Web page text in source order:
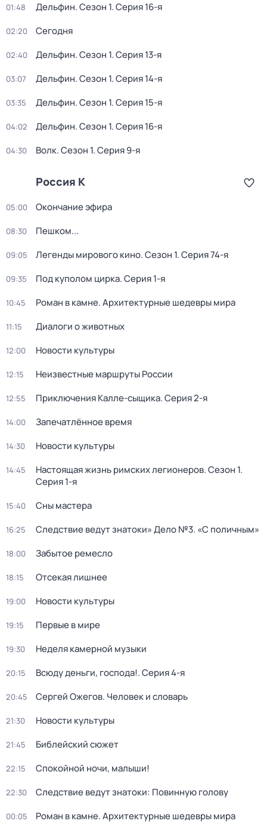
01:48 Дельфин. Сезон 1. Серия 16-я
02:20 Сегодня
02:40 Дельфин. Сезон 1. Серия 13-я
03:07 Дельфин. Сезон 1. Серия 14-я
03:35 Дельфин. Сезон 1. Серия 15-я
04:02 Дельфин. Сезон 1. Серия 16-я
04:30 Волк. Сезон 1. Серия 9-я
Россия К
05:00 Окончание эфира
08:30 Пешком...
09:05 Легенды мирового кино. Сезон 1. Серия 74-я
09:35 Под куполом цирка. Серия 1-я
10:45 Роман в камне. Архитектурные шедевры мира
11:15 Диалоги о животных
12:00 Новости культуры
12:15 Неизвестные маршруты России
12:55 Приключения Калле-сыщика. Серия 2-я
14:00 Запечатлённое время
14:30 Новости культуры
14:45 Настоящая жизнь римских легионеров. Сезон 1.
Серия 1-я
15:40 Сны мастера
16:25 Следствие ведут знатоки» Дело №3. «С поличным»
18:00 Забытое ремесло
18:15 Отсекая лишнее
19:00 Новости культуры
19:15 Первые в мире
19:30 Неделя камерной музыки
20:15 Всюду деньги, господа!. Серия 4-я
20:45 Сергей Ожегов. Человек и словарь
21:30 Новости культуры
21:45 Библейский сюжет
22:15 Спокойной ночи, малыши!
22:30 Следствие ведут знатоки: Повинную голову
00:05 Роман в камне. Архитектурные шедевры мира